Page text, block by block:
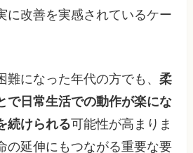
に改善を実感されているケー
難になった年代の方でも、柔
で日常生活での動作が楽にな
続けられる可能性が高まりま
の延伸にもつながる重要な要